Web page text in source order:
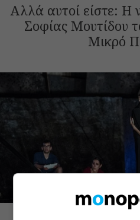
Αλλά αυτοί είστε:
Σοφίας Μουτίδου
Μικρό